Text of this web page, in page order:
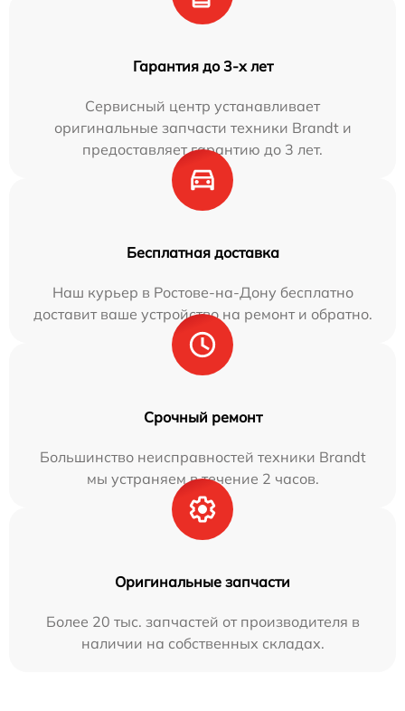
Гарантия до 3-х лет
Сервисный центр устанавливает
оригинальные запчасти техники Brandt и
предоставляет гарантию до 3 лет.
Бесплатная доставка
Наш курьер в Ростове-на-Дону бесплатно
доставит ваше устройство на ремонт и обратно.
Срочный ремонт
Большинство неисправностей техники Brandt
мы устраняем в течение 2 часов.
Оригинальные запчасти
Более 20 тыс. запчастей от производителя в
наличии на собственных складах.